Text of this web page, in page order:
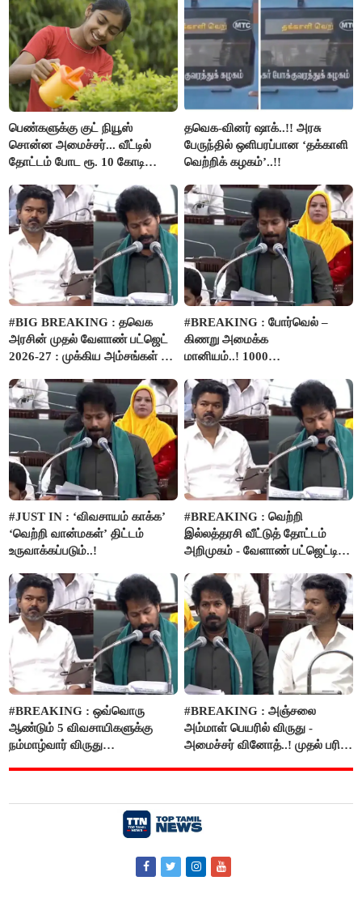
பெண்களுக்கு குட் நியூஸ்
சொன்ன அமைச்சர்... வீட்டில்
தோட்டம் போட ரூ. 10 கோடி
தவெக-வினர் ஷாக்..!! அரசு
பேருந்தில் ஒளிபரப்பான ‘தக்காளி
வெற்றிக் கழகம்’..!!
#BIG BREAKING : தவெக
அரசின் முதல் வேளாண் பட்ஜெட்
2026-27 : முக்கிய அம்சங்கள் ஓர்
#BREAKING : போர்வெல் –
கிணறு அமைக்க
மானியம்..! 1000
பம்புசெட் வழங்கப்படும்..!
#JUST IN : ‘விவசாயம் காக்க’
‘வெற்றி வான்மகள்’ திட்டம்
உருவாக்கப்படும்..!
#BREAKING : வெற்றி
இல்லத்தரசி வீட்டுத் தோட்டம்
அறிமுகம் - வேளாண் பட்ஜெட்டில்
#BREAKING : ஒவ்வொரு
ஆண்டும் 5 விவசாயிகளுக்கு
நம்மாழ்வார் விருது
#BREAKING : அஞ்சலை
அம்மாள் பெயரில் விருது -
அமைச்சர் வினோத்..! முதல் பரிசு